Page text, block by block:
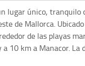
lugar único, tranquilo
de Mallorca.
de las playas
10 km a Manacor.